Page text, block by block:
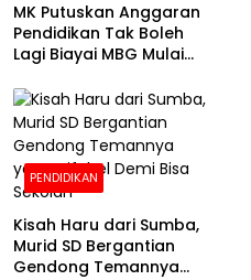
MK Putuskan Anggaran
Pendidikan Tak Boleh
Lagi Biayai MBG Mulai
PENDIDIKAN
Kisah Haru dari Sumba,
Murid SD Bergantian
Gendong Temannya